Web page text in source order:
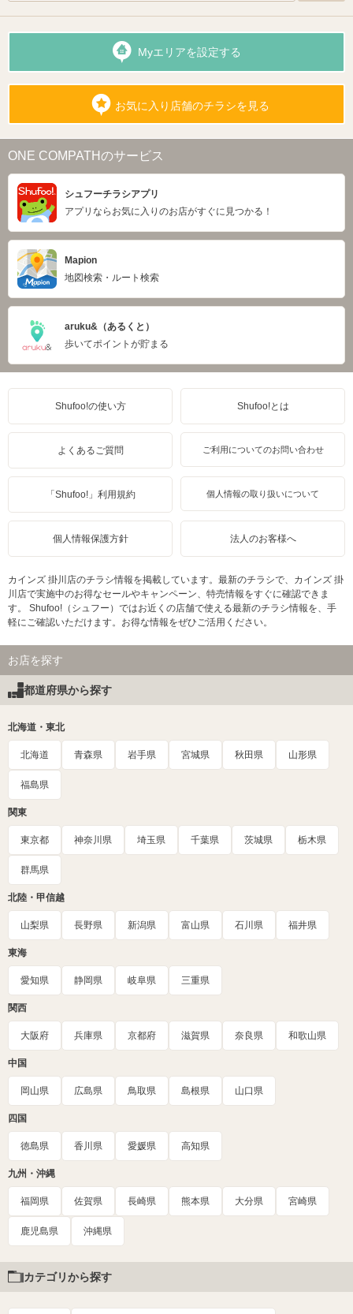
Myエリアを設定する
お気に入り店舗のチラシを見る
ONE COMPATHのサービス
シュフーチラシアプリ
アプリならお気に入りのお店がすぐに見つかる！
Mapion
地図検索・ルート検索
aruku&（あるくと）
歩いてポイントが貯まる
Shufoo!の使い方 Shufoo!とは
よくあるご質問 ご利用についてのお問い合わせ
「Shufoo!」利用規約 個人情報の取り扱いについて
個人情報保護方針 法人のお客様へ
カインズ 掛川店のチラシ情報を掲載しています。最新のチラシで、カインズ 掛
川店で実施中のお得なセールやキャンペーン、特売情報をすぐに確認できま
す。 Shufoo!（シュフー）ではお近くの店舗で使える最新のチラシ情報を、手
軽にご確認いただけます。お得な情報をぜひご活用ください。
お店を探す
都道府県から探す
北海道・東北
北海道 青森県 岩手県 宮城県 秋田県 山形県
福島県
関東
東京都 神奈川県 埼玉県 千葉県 茨城県 栃木県
群馬県
北陸・甲信越
山梨県 長野県 新潟県 富山県 石川県 福井県
東海
愛知県 静岡県 岐阜県 三重県
関西
大阪府 兵庫県 京都府 滋賀県 奈良県 和歌山県
中国
岡山県 広島県 鳥取県 島根県 山口県
四国
徳島県 香川県 愛媛県 高知県
九州・沖縄
福岡県 佐賀県 長崎県 熊本県 大分県 宮崎県
鹿児島県 沖縄県
カテゴリから探す